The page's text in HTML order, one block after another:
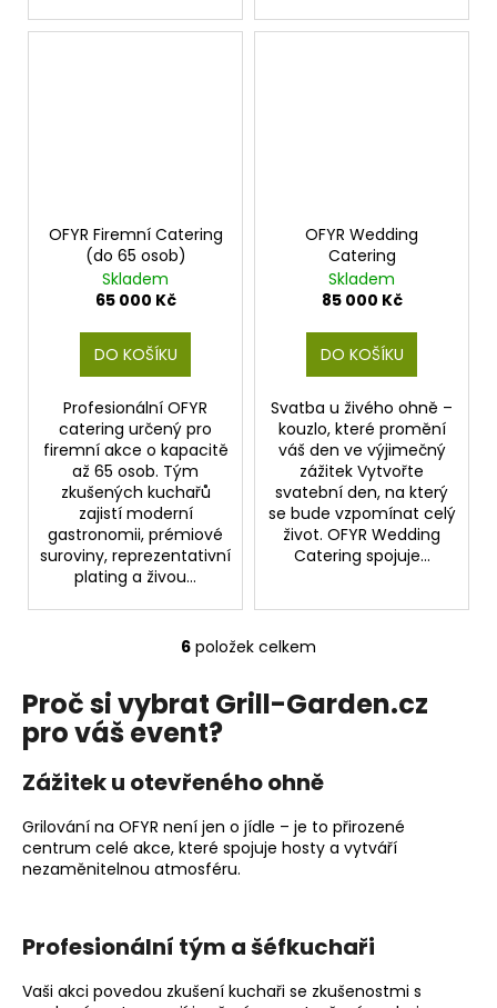
OFYR Firemní Catering
(do 65 osob)
Skladem
65 000 Kč
DO KOŠÍKU
Profesionální OFYR
catering určený pro
firemní akce o kapacitě
až 65 osob. Tým
zkušených kuchařů
zajistí moderní
gastronomii, prémiové
suroviny, reprezentativní
plating a živou...
OFYR Wedding
Catering
Skladem
85 000 Kč
DO KOŠÍKU
Svatba u živého ohně –
kouzlo, které promění
váš den ve výjimečný
zážitek Vytvořte
svatební den, na který
se bude vzpomínat celý
život. OFYR Wedding
Catering spojuje...
O
l
a
í
p
y
ý
6 položek celkem
Proč si vybrat Grill-Garden.cz
pro váš event?
Zážitek u otevřeného ohně
Grilování na OFYR není jen o jídle – je to přirozené
centrum celé akce, které spojuje hosty a vytváří
nezaměnitelnou atmosféru.
Profesionální tým a šéfkuchaři
Vaši akci povedou zkušení kuchaři se zkušenostmi s